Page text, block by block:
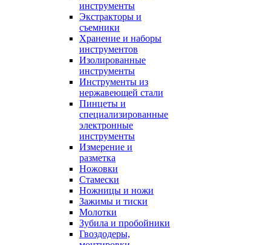
инструменты
Экстракторы и
съемники
Хранение и наборы
инструментов
Изолированные
инструменты
Инструменты из
нержавеющей стали
Пинцеты и
специализированные
электронные
инструменты
Измерение и
разметка
Ножовки
Стамески
Ножницы и ножи
Зажимы и тиски
Молотки
Зубила и пробойники
Гвоздодеры,